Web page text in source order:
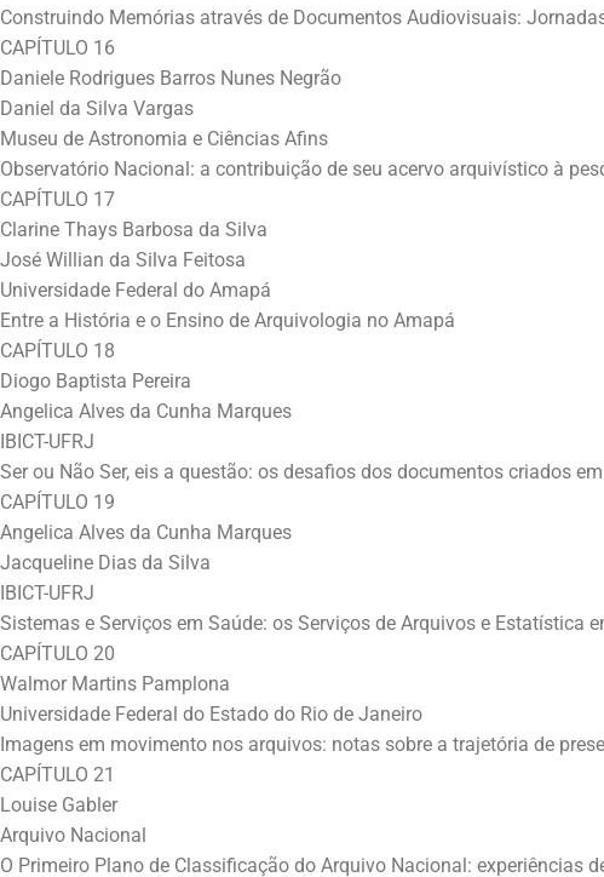
Construindo Memórias através de Documentos Audiovisuais:
CAPÍTULO 16
Daniele Rodrigues Barros Nunes Negrão
Daniel da Silva Vargas
Museu de Astronomia e Ciências Afins
Observatório Nacional: a contribuição de seu acervo arquivístico à
CAPÍTULO 17
Clarine Thays Barbosa da Silva
José Willian da Silva Feitosa
Universidade Federal do Amapá
Entre a História e o Ensino de Arquivologia no Amapá
CAPÍTULO 18
Diogo Baptista Pereira
Angelica Alves da Cunha Marques
IBICT-UFRJ
Ser ou Não Ser, eis a questão: os desafios dos documentos criados
CAPÍTULO 19
Angelica Alves da Cunha Marques
Jacqueline Dias da Silva
IBICT-UFRJ
Sistemas e Serviços em Saúde: os Serviços de Arquivos e
CAPÍTULO 20
Walmor Martins Pamplona
Universidade Federal do Estado do Rio de Janeiro
Imagens em movimento nos arquivos: notas sobre a trajetória de
CAPÍTULO 21
Louise Gabler
Arquivo Nacional
O Primeiro Plano de Classificação do Arquivo Nacional: experiências